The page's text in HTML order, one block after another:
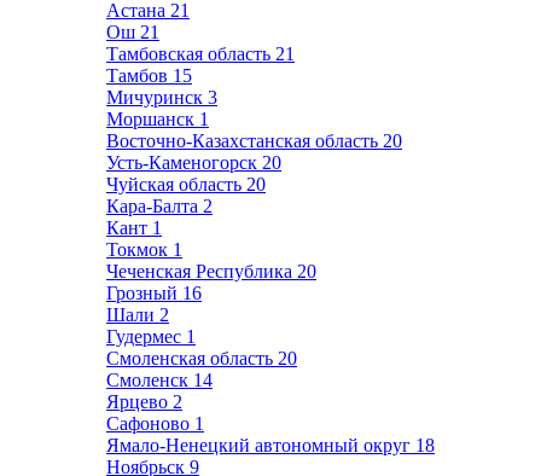
Астана 21
Ош 21
Тамбовская область 21
Тамбов 15
Мичуринск 3
Моршанск 1
Восточно-Казахстанская область 20
Усть-Каменогорск 20
Чуйская область 20
Кара-Балта 2
Кант 1
Токмок 1
Чеченская Республика 20
Грозный 16
Шали 2
Гудермес 1
Смоленская область 20
Смоленск 14
Ярцево 2
Сафоново 1
Ямало-Ненецкий автономный округ 18
Ноябрьск 9